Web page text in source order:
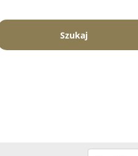
Szukaj